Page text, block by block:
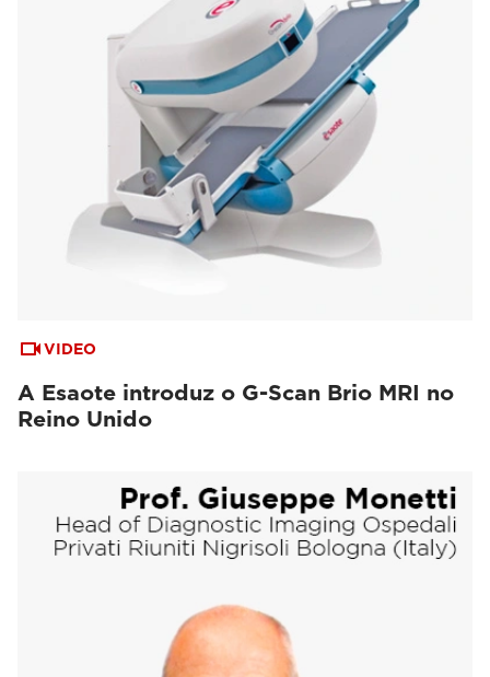
VIDEO
A Esaote introduz o G-Scan Brio MRI no
Reino Unido